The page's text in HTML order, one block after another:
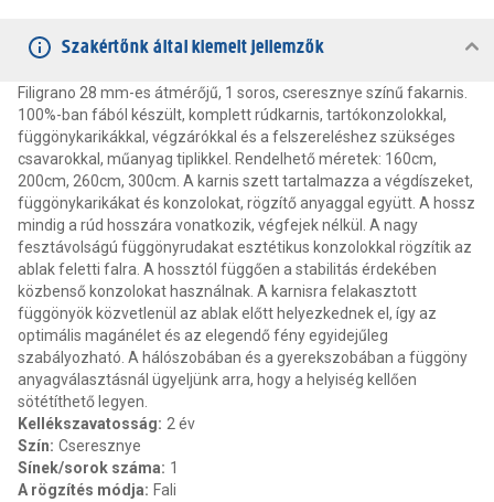
Szakértőnk által kiemelt jellemzők
Filigrano 28 mm-es átmérőjű, 1 soros, cseresznye színű fakarnis.
100%-ban fából készült, komplett rúdkarnis, tartókonzolokkal,
függönykarikákkal, végzárókkal és a felszereléshez szükséges
csavarokkal, műanyag tiplikkel. Rendelhető méretek: 160cm,
200cm, 260cm, 300cm. A karnis szett tartalmazza a végdíszeket,
függönykarikákat és konzolokat, rögzítő anyaggal együtt. A hossz
mindig a rúd hosszára vonatkozik, végfejek nélkül. A nagy
fesztávolságú függönyrudakat esztétikus konzolokkal rögzítik az
ablak feletti falra. A hossztól függően a stabilitás érdekében
közbenső konzolokat használnak. A karnisra felakasztott
függönyök közvetlenül az ablak előtt helyezkednek el, így az
optimális magánélet és az elegendő fény egyidejűleg
szabályozható. A hálószobában és a gyerekszobában a függöny
anyagválasztásnál ügyeljünk arra, hogy a helyiség kellően
sötétíthető legyen.
Kellékszavatosság: 2 év
Szín: Cseresznye
Sínek/sorok száma: 1
A rögzítés módja: Fali